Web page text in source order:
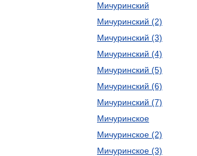
Мичуринский
Мичуринский (2)
Мичуринский (3)
Мичуринский (4)
Мичуринский (5)
Мичуринский (6)
Мичуринский (7)
Мичуринское
Мичуринское (2)
Мичуринское (3)